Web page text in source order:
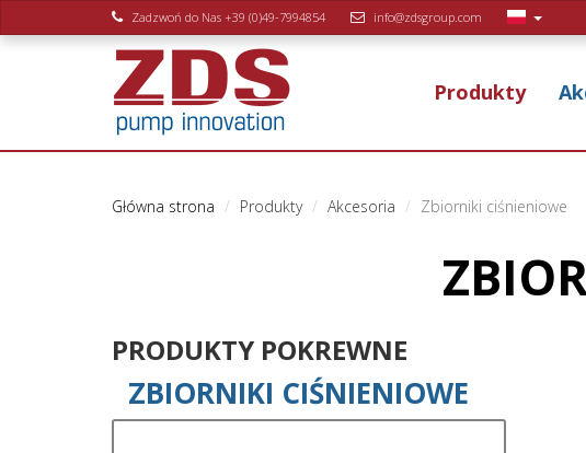
Zadzwoń do Nas +39 (0)49-7994854 info@zdsgroup.com
Produkty
Główna strona Produkty Akcesoria Zbiorniki ciśnieniowe
PRODUKTY POKREWNE
ZBIORNIKI CIŚNIENIOWE